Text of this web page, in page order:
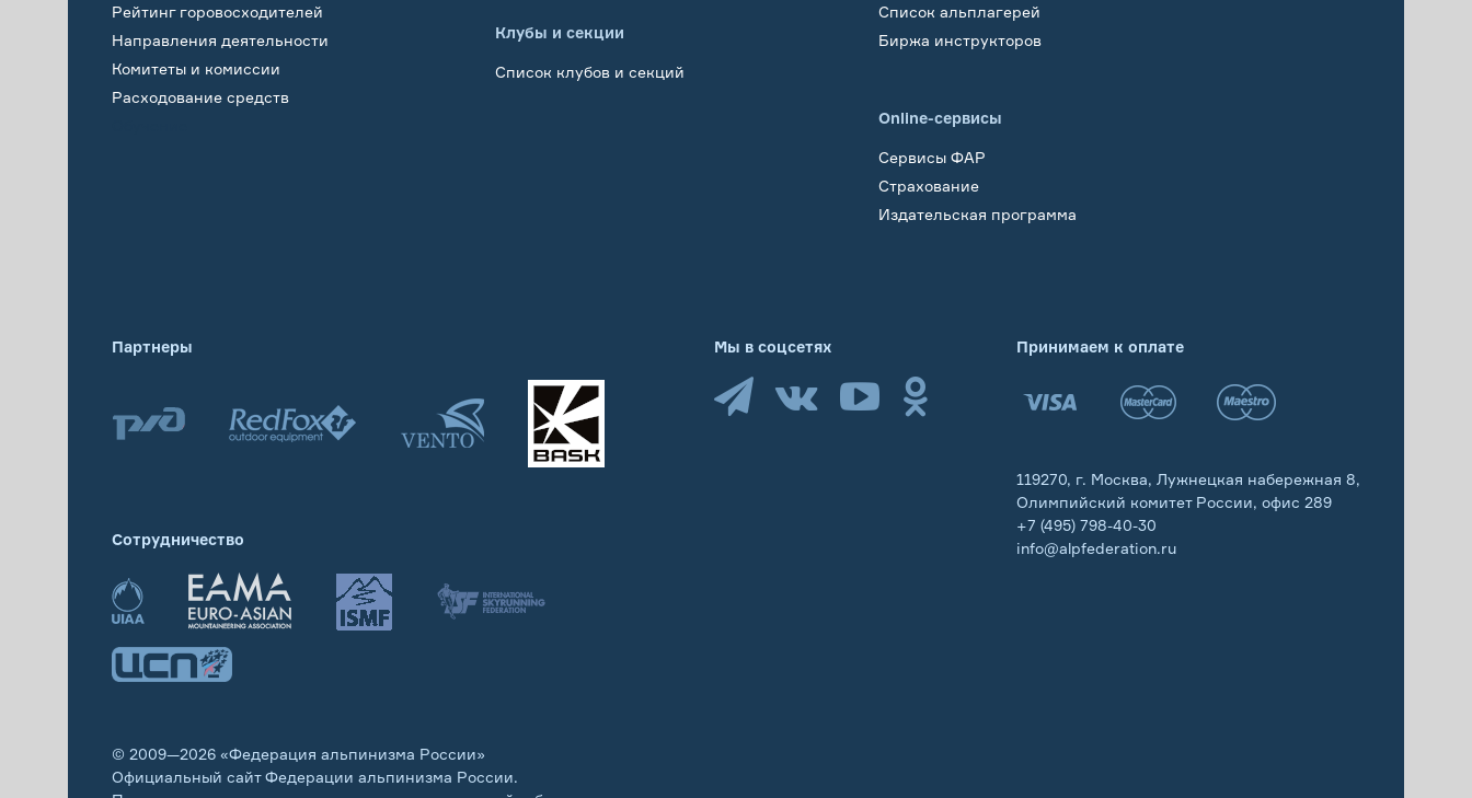
Рейтинг горовосходителей
Направления деятельности
Комитеты и комиссии
Расходование средств
Клубы и секции
Список клубов и секций
Список альплагерей
Биржа инструкторов
Online-сервисы
Сервисы ФАР
Страхование
Издательская программа
Партнеры
Сотрудничество
© 2009—2026 «Федерация альпинизма России»
Официальный сайт Федерации альпинизма России.
Принимаем к оплате
119270, г. Москва, Лужнецкая набережная 8,
Олимпийский комитет России, офис 289
+7 (495) 798-40-30
info@alpfederation.ru
Мы в соцсетях